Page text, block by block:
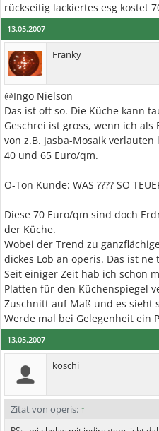
rückseitig lackiertes esg kostet
13.05.2007
Franky
@Ingo Nielson
Das ist oft so. Die Küche kann
Geschrei ist gross, wenn ich
von z.B. Jasba-Mosaik
40 und 65 Euro/qm.
O-Ton Kunde: WAS ???? SO
Diese 70 Euro/qm sind doch
der Küche.
Wobei der Trend zu
dickes Lob an operis. Das ist ne
Seit einiger Zeit hab ich schon
Platten für den Küchenspiegel
Zuschnitt auf Maß und es sieht
Werde mal bei Gelegenheit ein
13.05.2007
koschi
Zitat von operis: ↑